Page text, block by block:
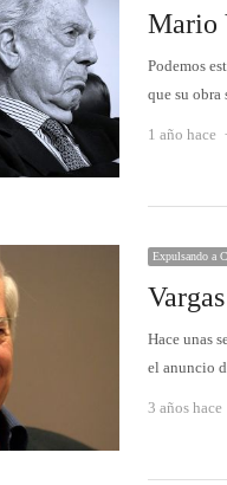
Mario
Podemos
que su obra
1 año hace
Expulsando a
Hace unas
el anuncio
3 años hace